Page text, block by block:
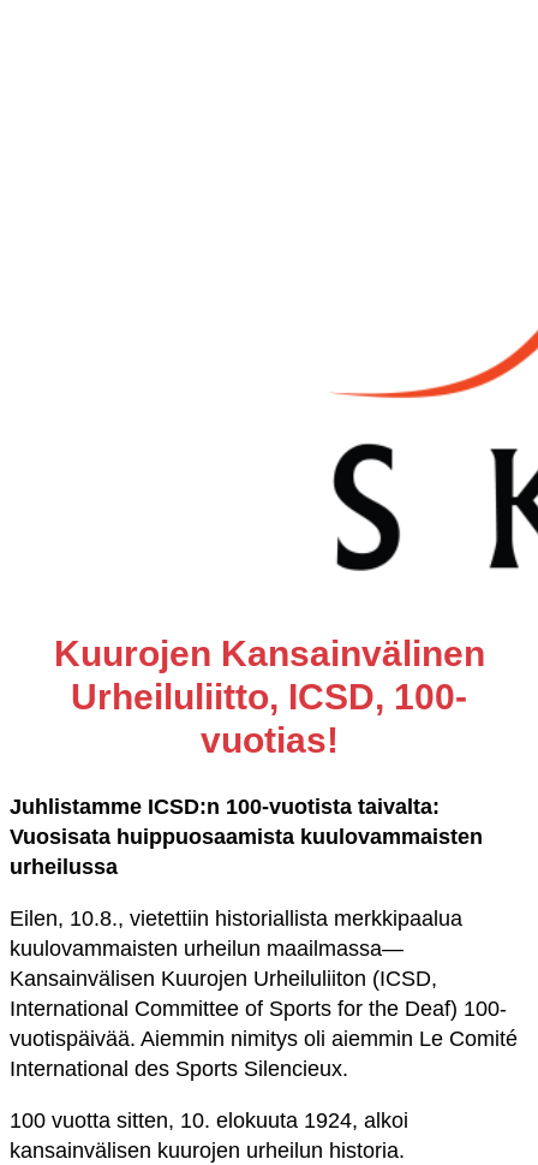
Kuurojen Kansainvälinen
Urheiluliitto, ICSD, 100-
vuotias!
Juhlistamme ICSD:n 100-vuotista taivalta:
Vuosisata huippuosaamista kuulovammaisten
urheilussa
Eilen, 10.8., vietettiin historiallista merkkipaalua
kuulovammaisten urheilun maailmassa—
Kansainvälisen Kuurojen Urheiluliiton (ICSD,
International Committee of Sports for the Deaf) 100-
vuotispäivää. Aiemmin nimitys oli aiemmin Le Comité
International des Sports Silencieux.
100 vuotta sitten, 10. elokuuta 1924, alkoi
kansainvälisen kuurojen urheilun historia.